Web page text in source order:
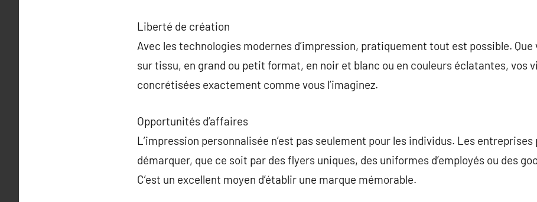
Liberté de création
Avec les technologies modernes d’impression, pratiquement tout est possible.
sur tissu, en grand ou petit format, en noir et blanc ou en couleurs éclatantes, vos
concrétisées exactement comme vous l’imaginez.
Opportunités d’affaires
L’impression personnalisée n’est pas seulement pour les individus. Les entreprises
démarquer, que ce soit par des flyers uniques, des uniformes d’employés ou des
C’est un excellent moyen d’établir une marque mémorable.